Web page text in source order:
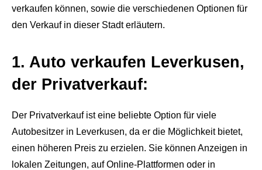
verkaufen können, sowie die verschiedenen Optionen für
den Verkauf in dieser Stadt erläutern.
1. Auto verkaufen Leverkusen,
der Privatverkauf:
Der Privatverkauf ist eine beliebte Option für viele
Autobesitzer in Leverkusen, da er die Möglichkeit bietet,
einen höheren Preis zu erzielen. Sie können Anzeigen in
lokalen Zeitungen, auf Online-Plattformen oder in